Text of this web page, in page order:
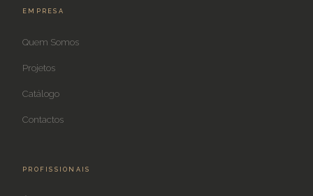
EMPRESA
Quem Somos
Projetos
Catálogo
Contactos
PROFISSIONAIS